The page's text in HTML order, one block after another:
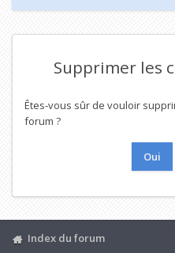
Supprimer les
Êtes-vous sûr de vouloir
forum ?
Index du forum